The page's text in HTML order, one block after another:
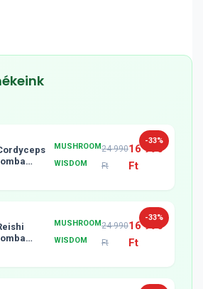
-33%
MUSHROOM
WISDOM
24 990
Ft
16 990
Ft
-33%
MUSHROOM
WISDOM
24 990
Ft
16 990
Ft